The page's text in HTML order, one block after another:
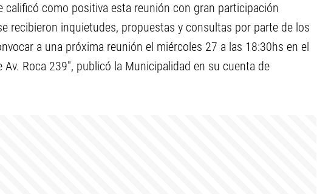
calificó como positiva esta reunión con gran participación
recibieron inquietudes, propuestas y consultas por parte de los
a una próxima reunión el miércoles 27 a las 18:30hs en el
Av. Roca 239", publicó la Municipalidad en su cuenta de